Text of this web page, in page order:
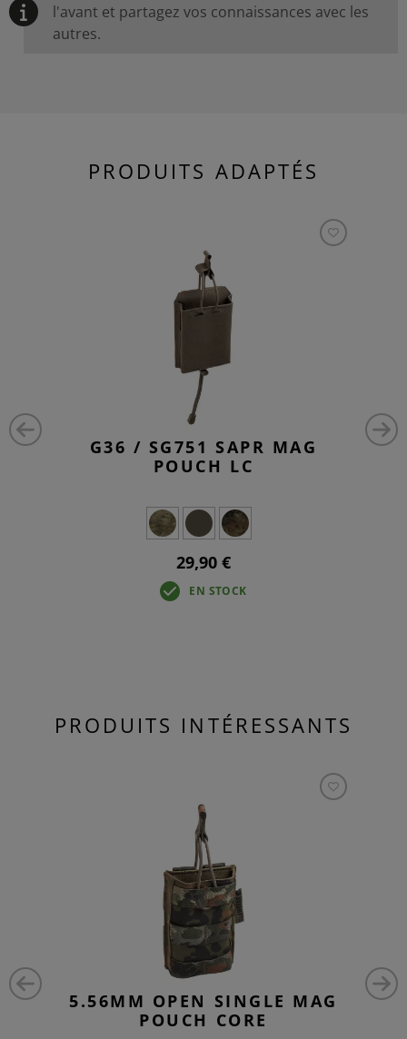
l'avant et partagez vos connaissances avec les
autres.
PRODUITS ADAPTÉS
G36 / SG751 SAPR MAG
POUCH LC
29,90 €
EN STOCK
PRODUITS INTÉRESSANTS
5.56MM OPEN SINGLE MAG
POUCH CORE